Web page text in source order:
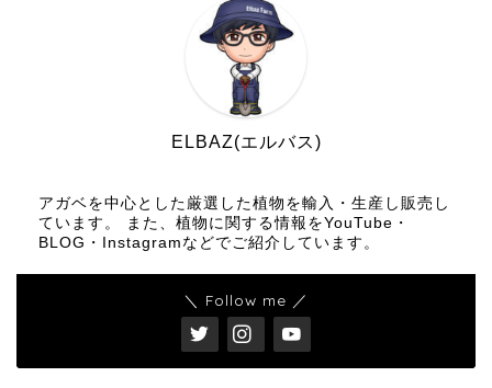
ELBAZ(エルバス)
アガベを中心とした厳選した植物を輸入・生産し販売し
ています。 また、植物に関する情報をYouTube・
BLOG・Instagramなどでご紹介しています。
＼ Follow me ／